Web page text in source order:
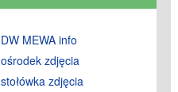
DW MEWA info
ośrodek zdjęcia
stołówka zdjęcia